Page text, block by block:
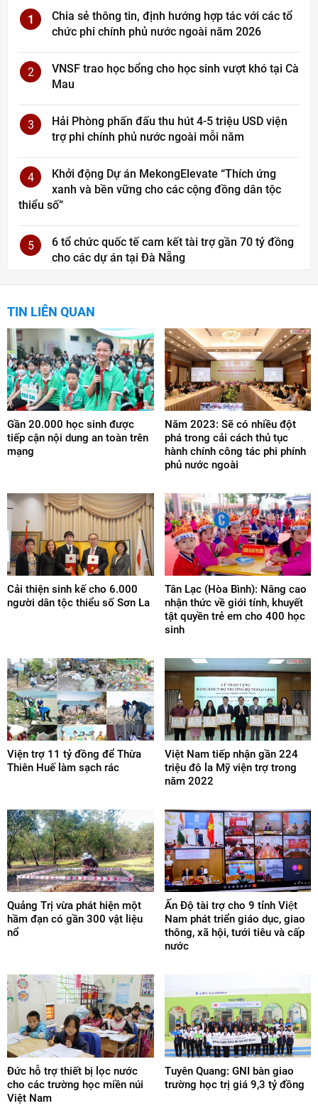
1
Chia sẻ thông tin, định hướng hợp tác với các tổ
chức phi chính phủ nước ngoài năm 2026
2
VNSF trao học bổng cho học sinh vượt khó tại Cà
Mau
3
Hải Phòng phấn đấu thu hút 4-5 triệu USD viện
trợ phi chính phủ nước ngoài mỗi năm
4
Khởi động Dự án MekongElevate “Thích ứng
xanh và bền vững cho các cộng đồng dân tộc
thiểu số”
5
6 tổ chức quốc tế cam kết tài trợ gần 70 tỷ đồng
cho các dự án tại Đà Nẵng
TIN LIÊN QUAN
Gần 20.000 học sinh được
tiếp cận nội dung an toàn trên
mạng
Năm 2023: Sẽ có nhiều đột
phá trong cải cách thủ tục
hành chính công tác phi phính
phủ nước ngoài
Cải thiện sinh kế cho 6.000
người dân tộc thiểu số Sơn La
Tân Lạc (Hòa Bình): Nâng cao
nhận thức về giới tính, khuyết
tật quyền trẻ em cho 400 học
sinh
Viện trợ 11 tỷ đồng để Thừa
Thiên Huế làm sạch rác
Việt Nam tiếp nhận gần 224
triệu đô la Mỹ viện trợ trong
năm 2022
Quảng Trị vừa phát hiện một
hầm đạn có gần 300 vật liệu
nổ
Ấn Độ tài trợ cho 9 tỉnh Việt
Nam phát triển giáo dục, giao
thông, xã hội, tưới tiêu và cấp
nước
Đức hỗ trợ thiết bị lọc nước
cho các trường học miền núi
Việt Nam
Tuyên Quang: GNI bàn giao
trường học trị giá 9,3 tỷ đồng